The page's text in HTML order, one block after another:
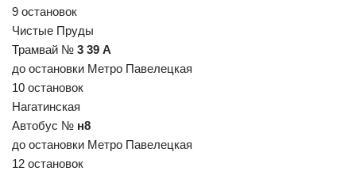
9 остановок
Чистые Пруды
Трамвай № 3 39 А
до остановки Метро Павелецкая
10 остановок
Нагатинская
Автобус № н8
до остановки Метро Павелецкая
12 остановок